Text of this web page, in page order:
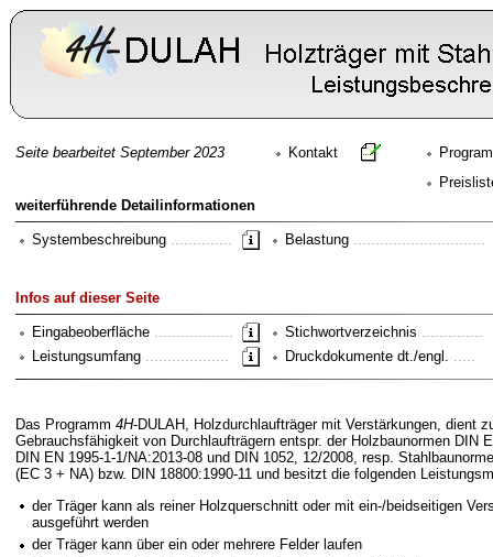
Seite bearbeitet September 2023 Kontakt
weiterführende Detailinformationen
Systembeschreibung .............. Belastung ..............................
Infos auf dieser Seite
Eingabeoberfläche .................. Stichwortverzeichnis ..............
Leistungsumfang ................... Druckdokumente dt./engl. .....
Das Programm 4H-DULAH, Holzdurchlaufträger mit Verstärkungen, dient
Gebrauchsfähigkeit von Durchlaufträgern entspr. der Holzbaunormen DIN
DIN EN 1995-1-1/NA:2013-08 und DIN 1052, 12/2008, resp.
(EC 3 + NA) bzw. DIN 18800:1990-11 und besitzt die folgenden
der Träger kann als reiner Holzquerschnitt oder mit ein-/beidseitigen
ausgeführt werden
der Träger kann über ein oder mehrere Felder laufen